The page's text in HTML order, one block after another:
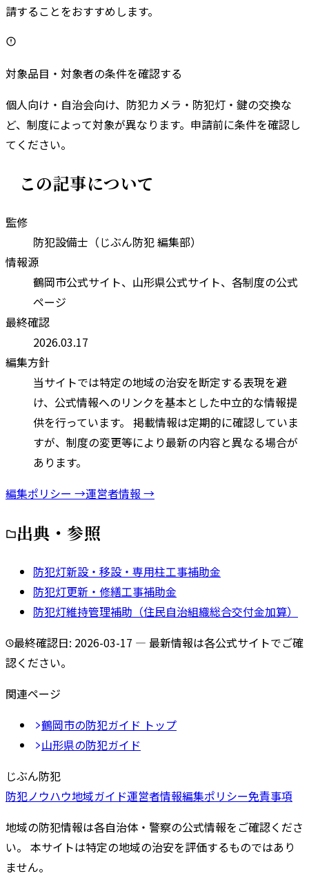
請することをおすすめします。
対象品目・対象者の条件を確認する
個人向け・自治会向け、防犯カメラ・防犯灯・鍵の交換な
ど、制度によって対象が異なります。申請前に条件を確認し
てください。
この記事について
監修
防犯設備士（じぶん防犯 編集部）
情報源
鶴岡市公式サイト、 山形県公式サイト、各制度の公式
ページ
最終確認
2026.03.17
編集方針
当サイトでは特定の地域の治安を断定する表現を避
け、公式情報へのリンクを基本とした中立的な情報提
供を行っています。 掲載情報は定期的に確認していま
すが、制度の変更等により最新の内容と異なる場合が
あります。
編集ポリシー →運営者情報 →
出典・参照
防犯灯新設・移設・専用柱工事補助金
防犯灯更新・修繕工事補助金
防犯灯維持管理補助（住民自治組織総合交付金加算）
最終確認日: 2026-03-17 — 最新情報は各公式サイトでご確
認ください。
関連ページ
鶴岡市の防犯ガイド トップ
山形県の防犯ガイド
じぶん防犯
防犯ノウハウ地域ガイド運営者情報編集ポリシー免責事項
地域の防犯情報は各自治体・警察の公式情報をご確認くださ
い。 本サイトは特定の地域の治安を評価するものではあり
ません。